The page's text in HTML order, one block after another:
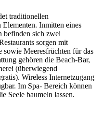
traditionellen
Inmitten eines
befinden sich zwei
sorgen mit
Meeresfrüchten für das
gehören die Beach-Bar,
(überwiegend
Wireless Internetzugang
Im Spa- Bereich können
Seele baumeln lassen.